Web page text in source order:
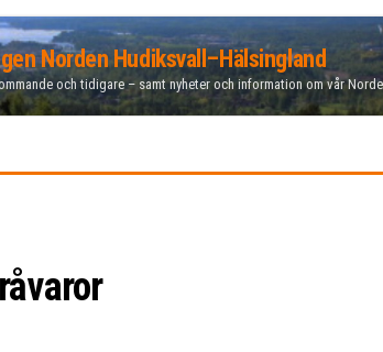
Norden Hudiksvall–Hälsingland
och tidigare – samt nyheter och information om vår